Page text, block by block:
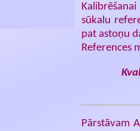
sūkalu
pat astoņu
References
Pārstāvam